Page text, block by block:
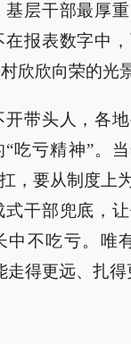
层干部最厚
报表数字中
欣欣向荣的光
开带头人，各
吃亏精神”。
，要从制度上
干部兜底，
中不吃亏。唯
走得更远、扎得